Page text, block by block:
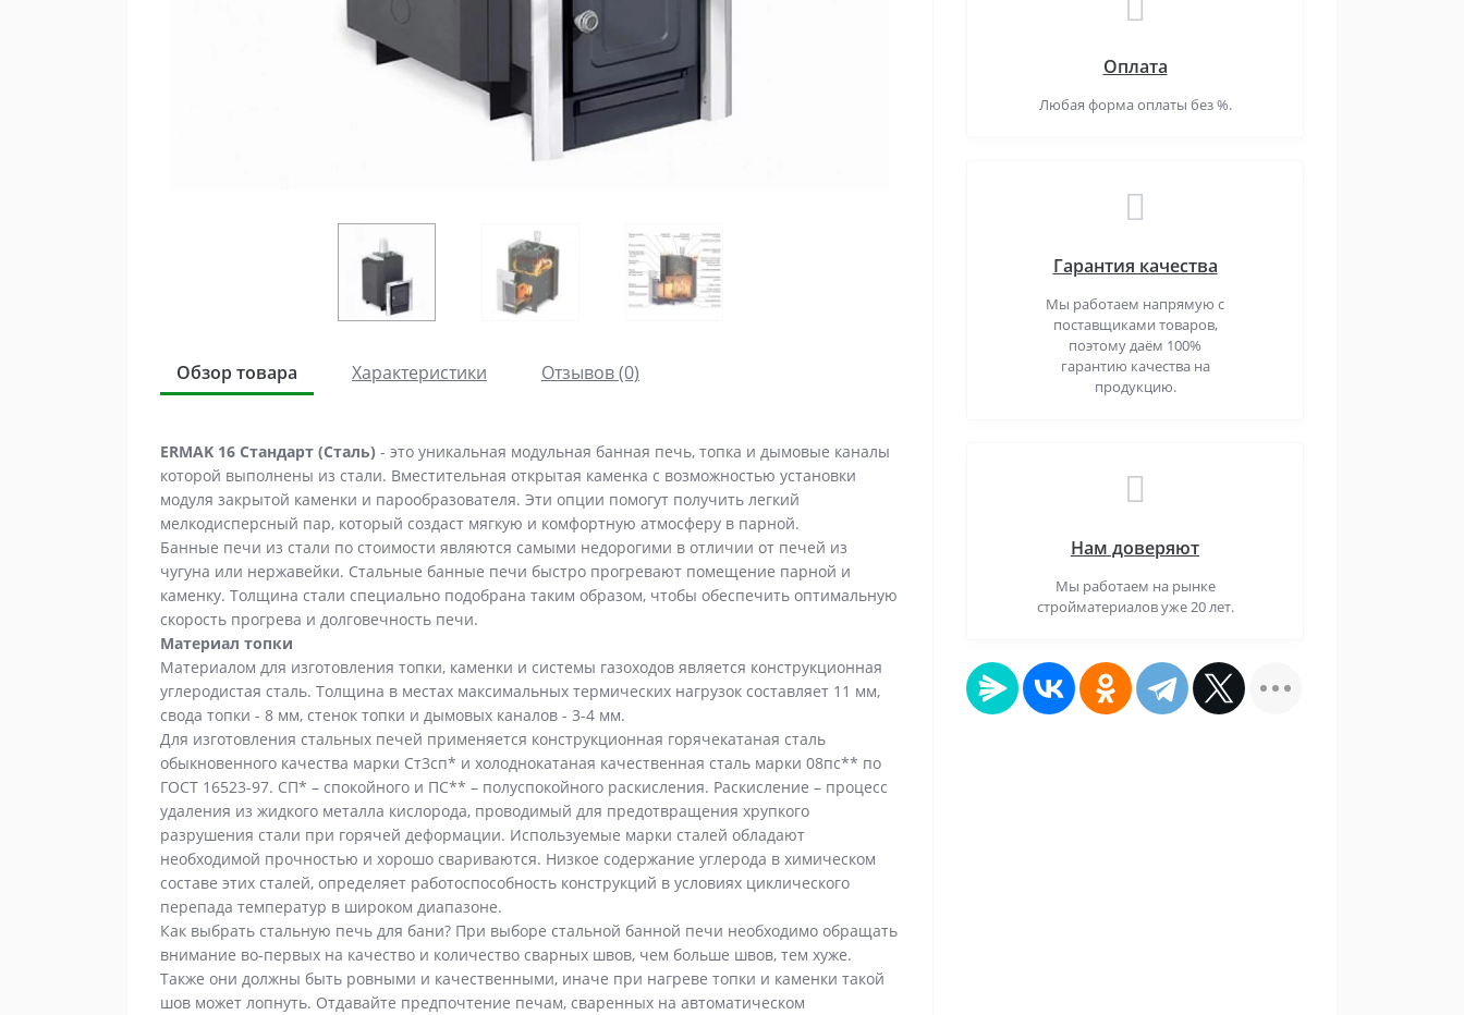
Обзор товара Характеристики Отзывов (0)
ERMAK 16 Стандарт (Сталь) - это уникальная модульная банная печь, топка и дымовые каналы
которой выполнены из стали. Вместительная открытая каменка с возможностью установки
модуля закрытой каменки и парообразователя. Эти опции помогут получить легкий
мелкодисперсный пар, который создаст мягкую и комфортную атмосферу в парной.
Банные печи из стали по стоимости являются самыми недорогими в отличии от печей из
чугуна или нержавейки. Стальные банные печи быстро прогревают помещение парной и
каменку. Толщина стали специально подобрана таким образом, чтобы обеспечить оптимальную
скорость прогрева и долговечность печи.
Материал топки
Материалом для изготовления топки, каменки и системы газоходов является конструкционная
углеродистая сталь. Толщина в местах максимальных термических нагрузок составляет 11 мм,
свода топки - 8 мм, стенок топки и дымовых каналов - 3-4 мм.
Для изготовления стальных печей применяется конструкционная горячекатаная сталь
обыкновенного качества марки Ст3сп* и холоднокатаная качественная сталь марки 08пс** по
ГОСТ 16523-97. СП* – спокойного и ПС** – полуспокойного раскисления. Раскисление – процесс
удаления из жидкого металла кислорода, проводимый для предотвращения хрупкого
разрушения стали при горячей деформации. Используемые марки сталей обладают
необходимой прочностью и хорошо свариваются. Низкое содержание углерода в химическом
составе этих сталей, определяет работоспособность конструкций в условиях циклического
перепада температур в широком диапазоне.
Как выбрать стальную печь для бани? При выборе стальной банной печи необходимо обращать
внимание во-первых на качество и количество сварных швов, чем больше швов, тем хуже.
Также они должны быть ровными и качественными, иначе при нагреве топки и каменки такой
шов может лопнуть. Отдавайте предпочтение печам, сваренных на автоматическом
Оплата
Любая форма оплаты без %.
Гарантия качества
Мы работаем напрямую с
поставщиками товаров,
поэтому даём 100%
гарантию качества на
продукцию.
Нам доверяют
Мы работаем на рынке
стройматериалов уже 20 лет.